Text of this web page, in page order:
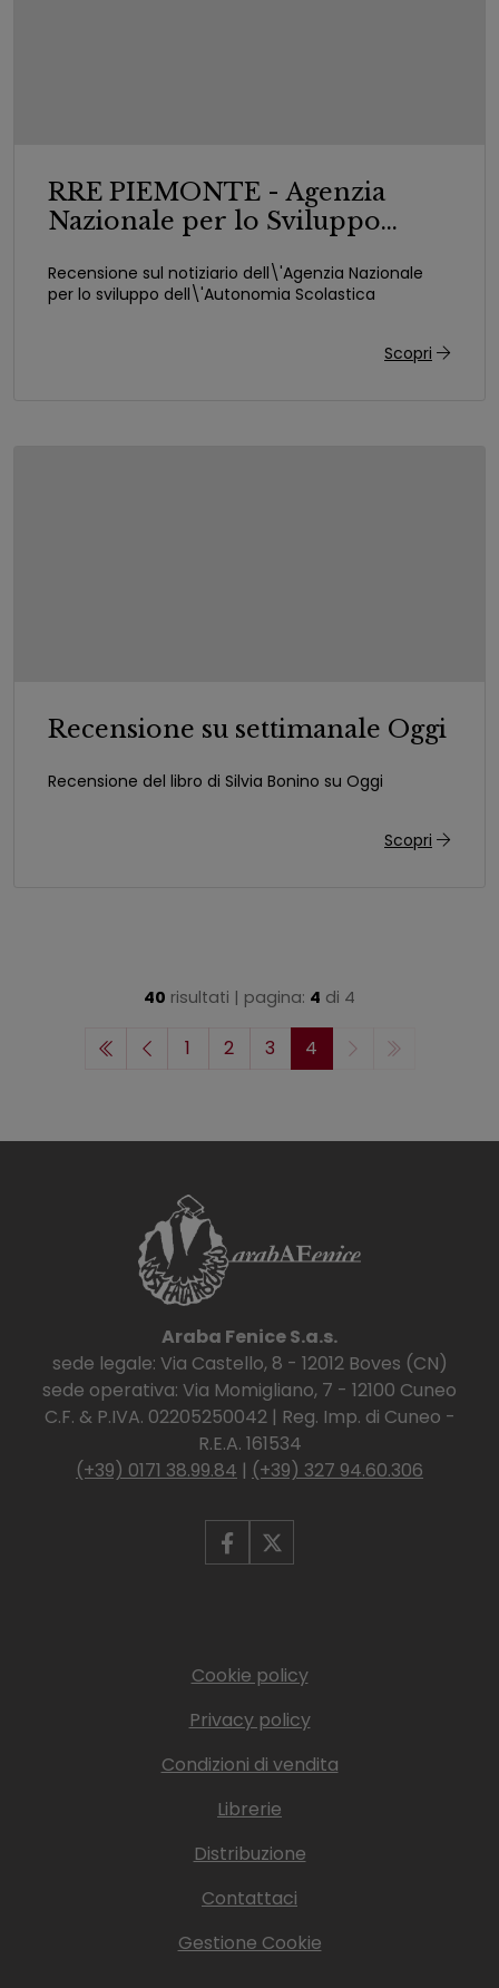
RRE PIEMONTE - Agenzia
Nazionale per lo Sviluppo
Recensione sul notiziario dell\'Agenzia Nazionale
per lo sviluppo dell\'Autonomia Scolastica
Scopri
Recensione su settimanale Oggi
Recensione del libro di Silvia Bonino su Oggi
Scopri
40 risultati | pagina: 4 di 4
1 2 3 4
Araba Fenice S.a.s.
sede legale: Via Castello, 8 - 12012 Boves (CN)
sede operativa: Via Momigliano, 7 - 12100 Cuneo
C.F. & P.IVA. 02205250042 | Reg. Imp. di Cuneo -
R.E.A. 161534
(+39) 0171 38.99.84 | (+39) 327 94.60.306
Cookie policy
Privacy policy
Condizioni di vendita
Librerie
Distribuzione
Contattaci
Gestione Cookie